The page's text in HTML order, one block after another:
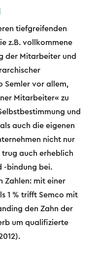
tiefgreifenden
z.B. vollkommene
der Mitarbeiter und
Semler vor allem,
Mitarbeiter« zu
und
auch die eigenen
nicht nur
trug auch erheblich
-bindung bei.
Zahlen: mit einer
1 % trifft Semco mit
den Zahn der
um qualifizierte